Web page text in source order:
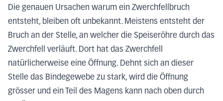
Die genauen Ursachen warum ein Zwerchfellbruch
entsteht, bleiben oft unbekannt. Meistens entsteht der
Bruch an der Stelle, an welcher die Speiseröhre durch das
Zwerchfell verläuft. Dort hat das Zwerchfell
natürlicherweise eine Öffnung. Dehnt sich an dieser
Stelle das Bindegewebe zu stark, wird die Öffnung
grösser und ein Teil des Magens kann nach oben durch